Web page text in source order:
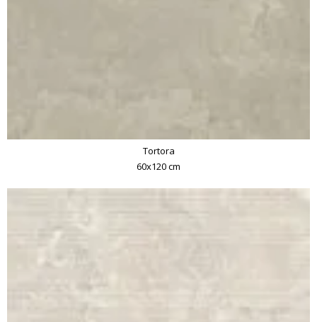
Tortora
60x120 cm